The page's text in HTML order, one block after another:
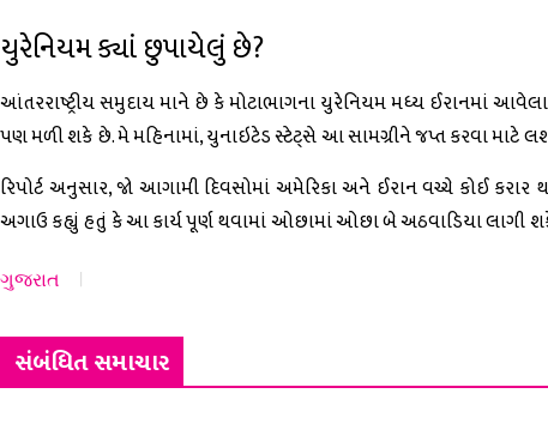
યુરેનિયમ ક્યાં છુપાયેલું છે?
આંતરરાષ્ટ્રીય સમુદાય માને છે કે મોટાભાગના યુરેનિયમ મધ્ય ઈરાનમાં
પણ મળી શકે છે. મે મહિનામાં, યુનાઇટેડ સ્ટેટ્સે આ સામગ્રીને જપ્ત કરવા માટે
રિપોર્ટ અનુસાર, જો આગામી દિવસોમાં અમેરિકા અને ઈરાન વચ્ચે કોઈ
અગાઉ કહ્યું હતું કે આ કાર્ય પૂર્ણ થવામાં ઓછામાં ઓછા બે અઠવાડિયા લાગી
ગુજરાત
સંબંધિત સમાચાર